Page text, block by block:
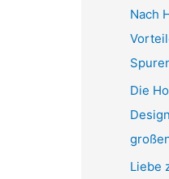
Nach
Die
Liebe